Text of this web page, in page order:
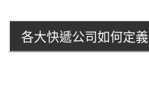
各大快遞公司如何定